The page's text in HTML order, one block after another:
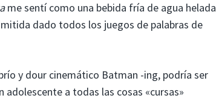
me sentí como una bebida fría de agua helada
dado todos los juegos de palabras de
y dour cinemático Batman -ing, podría ser
a todas las cosas «cursas»